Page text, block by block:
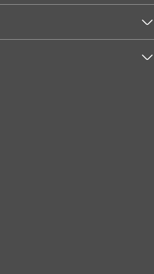
seta_baixo
seta_baixo